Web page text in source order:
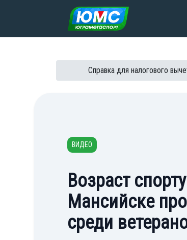
Перейти к содержанию
Справка для налогового
ВИДЕО
Возраст
Мансийске
среди